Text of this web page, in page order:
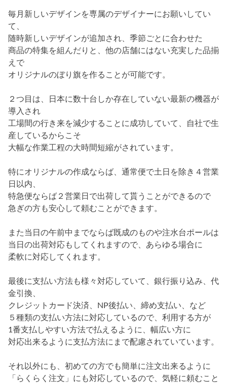
毎月新しいデザインを専属のデザイナーにお願いしてい
て、
随時新しいデザインが追加され、季節ごとに合わせた
商品の特集を組んだりと、他の店舗にはない充実した品揃
えで
オリジナルのぼり旗を作ることが可能です。
２つ目は、日本に数十台しか存在していない最新の機器が
導入され
工場間の行き来を減少することに成功していて、自社で生
産しているからこそ
大幅な作業工程の大時間短縮がされています。
特にオリジナルの作成ならば、通常便で土日を除き４営業
日以内、
特急便ならば２営業日で出荷して貰うことができるので
急ぎの方も安心して頼むことができます。
また当日の午前中までならば既成のものや注水台ポールは
当日の出荷対応もしてくれますので、あらゆる場合に
柔軟に対応してくれます。
最後に支払い方法も様々対応していて、銀行振り込み、代
金引換、
クレジットカード決済、NP後払い、締め支払い、など
５種類の支払い方法に対応しているので、利用する方が
1番支払しやすい方法で払えるように、幅広い方に
対応出来るように支払方法にまで配慮されていています。
それ以外にも、初めての方でも簡単に注文出来るように
「らくらく注文」にも対応しているので、気軽に頼むこと